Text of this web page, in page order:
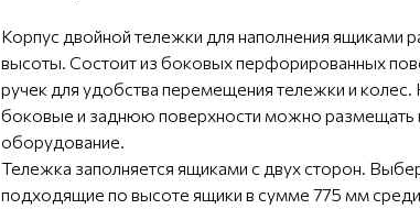
Корпус двойной тележки для наполнения ящиками
высоты. Состоит из боковых перфорированных
ручек для удобства перемещения тележки и колес.
боковые и заднюю поверхности можно размещать
оборудование.
Тележка заполняется ящиками с двух сторон.
подходящие по высоте ящики в сумме 775 мм